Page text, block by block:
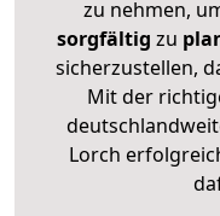
zu nehmen,
sorgfältig zu
sicherzustellen,
Mit der
Lorch